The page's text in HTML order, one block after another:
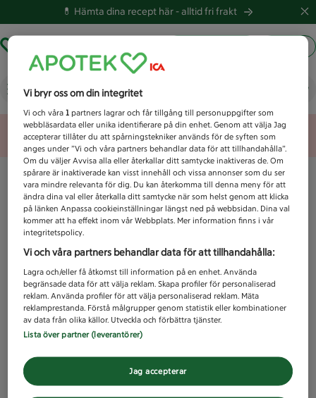
💊 Hämta dina recept här -alltid fri frakt
Vad letar du efter idag?
Unknown error
Vi bryr oss om din integritet
Vi och våra1 partners lagrar och får tillgång till personuppgifter som
webbläsardata eller unika identifierare på din enhet. Genom att välja Jag
accepterar tillåter du att spårningstekniker används för de syften som
anges under ”Vi och våra partners behandlar data för att tillhandahålla”.
Om du väljer Avvisa alla eller återkallar ditt samtycke inaktiveras de. Om
spårare är inaktiverade kan visst innehåll och vissa annonser som du ser
vara mindre relevanta för dig. Du kan återkomma till denna meny för att
ändra dina val eller återkalla ditt samtycke när som helst genom att klicka
på länken Anpassa cookieinställningar längst ned på webbsidan. Dina val
kommer att ha effekt inom vår Webbplats. Mer information finns i vår
integritetspolicy.
Vi och våra partners behandlar data för att tillhandahålla:
Lagra och/eller få åtkomst till information på en enhet. Använda
begränsade data för att välja reklam. Skapa profiler för personaliserad
reklam. Använda profiler för att välja personaliserad reklam. Mäta
reklamprestanda. Förstå målgrupper genom statistik eller kombinationer
av data från olika källor. Utveckla och förbättra tjänster.
Lista över partner (leverantörer)
Jag accepterar